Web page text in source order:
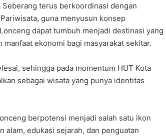
terus berkoordinasi dengan
guna menyusun konsep
dapat tumbuh menjadi destinasi yang
ekonomi bagi masyarakat sekitar.
sehingga pada momentum HUT Kota
sebagai wisata yang punya identitas
berpotensi menjadi salah satu ikon
alam, edukasi sejarah, dan penguatan